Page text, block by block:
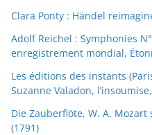
Clara Ponty : Händel
Adolf Reichel : Symphonies
enregistrement mondial,
Les éditions des instants
Suzanne Valadon,
Die Zauberflöte, W. A.
(1791)